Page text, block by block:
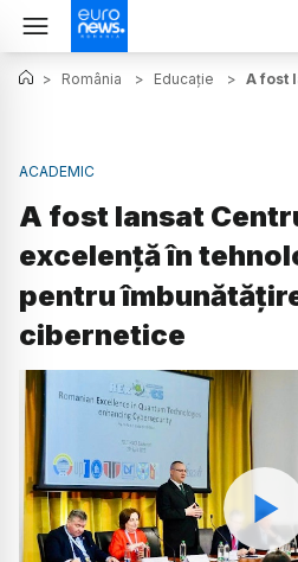
> România > Educație > A fost
ACADEMIC
A fost lansat
excelență în
pentru
cibernetice